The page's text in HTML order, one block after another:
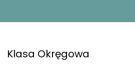
Klasa Okręgowa